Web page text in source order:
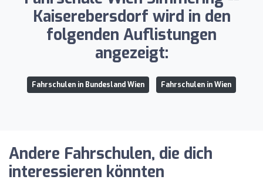
Kaiserebersdorf wird in den
folgenden Auflistungen
angezeigt:
Fahrschulen in Bundesland Wien Fahrschulen in Wien
Andere Fahrschulen, die dich
interessieren könnten